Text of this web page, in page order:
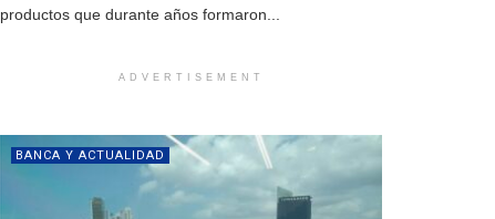
productos que durante años formaron...
ADVERTISEMENT
BANCA Y ACTUALIDAD